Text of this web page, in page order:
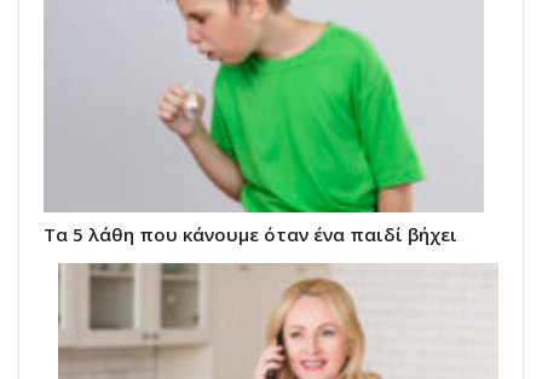
Τα 5 λάθη που κάνουμε όταν ένα παιδί βήχει